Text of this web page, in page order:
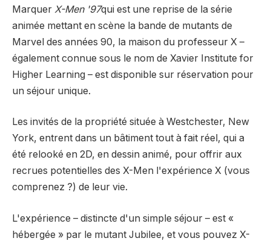
Marquer X-Men '97qui est une reprise de la série
animée mettant en scène la bande de mutants de
Marvel des années 90, la maison du professeur X –
également connue sous le nom de Xavier Institute for
Higher Learning – est disponible sur réservation pour
un séjour unique.
Les invités de la propriété située à Westchester, New
York, entrent dans un bâtiment tout à fait réel, qui a
été relooké en 2D, en dessin animé, pour offrir aux
recrues potentielles des X-Men l'expérience X (vous
comprenez ?) de leur vie.
L'expérience – distincte d'un simple séjour – est «
hébergée » par le mutant Jubilee, et vous pouvez X-